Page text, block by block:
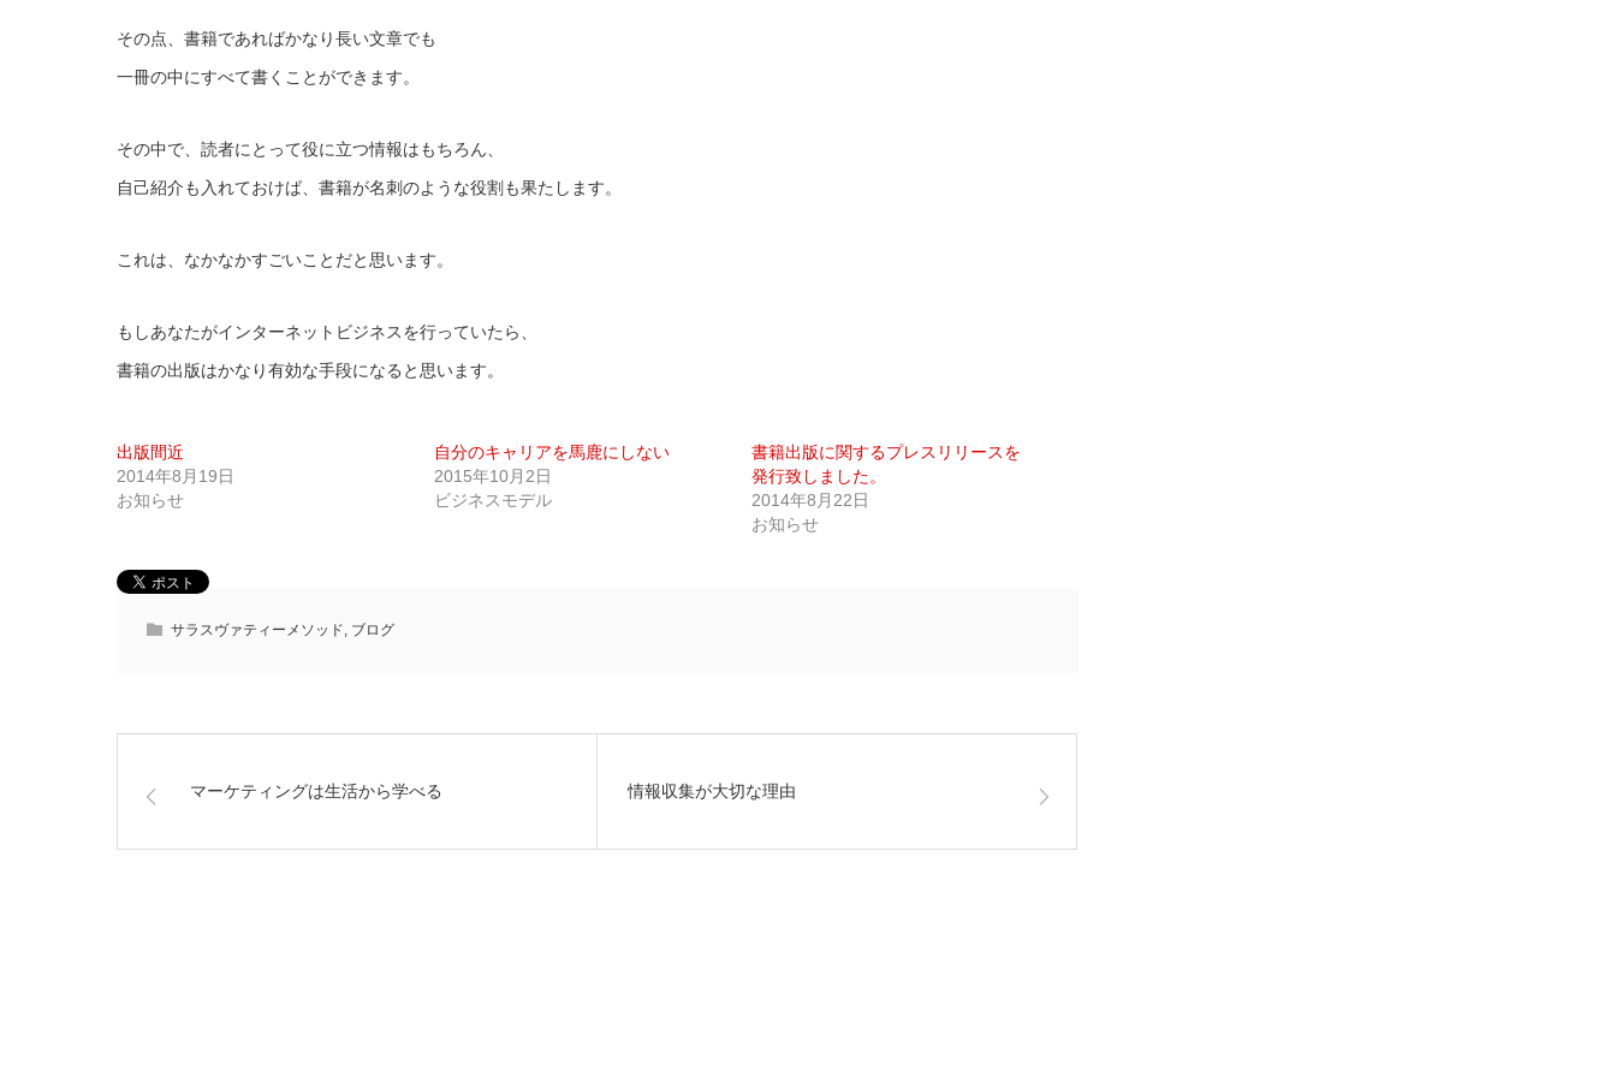
その点、書籍であればかなり長い文章でも
一冊の中にすべて書くことができます。
その中で、読者にとって役に立つ情報はもちろん、
自己紹介も入れておけば、書籍が名刺のような役割も果たします。
これは、なかなかすごいことだと思います。
もしあなたがインターネットビジネスを行っていたら、
書籍の出版はかなり有効な手段になると思います。
出版間近
2014年8月19日
お知らせ
自分のキャリアを馬鹿にしない
2015年10月2日
ビジネスモデル
書籍出版に関するプレスリリースを
発行致しました。
2014年8月22日
お知らせ
サラスヴァティーメソッド, ブログ
マーケティングは生活から学べる 情報収集が大切な理由